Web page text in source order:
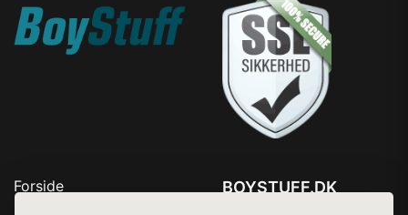
Forside
BOYSTUFF.DK